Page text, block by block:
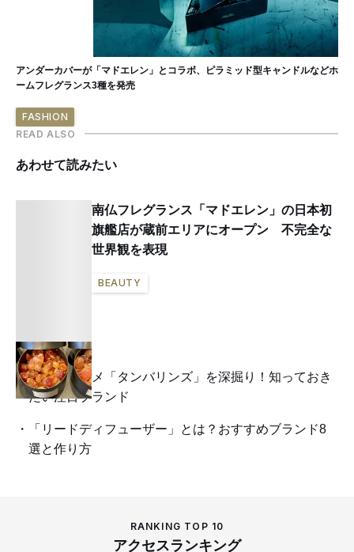
アンダーカバーが「マドエレン」とコラボ、ピラミッド型キャンドルなどホ
ームフレグランス3種を発売
FASHION
READ ALSO
あわせて読みたい
南仏フレグランス「マドエレン」の日本初
旗艦店が蔵前エリアにオープン 不完全な
世界観を表現
BEAUTY
韓国発コスメ「タンバリンズ」を深掘り！知っておき
たい注目ブランド
「リードディフューザー」とは？おすすめブランド8
選と作り方
RANKING TOP 10
アクセスランキング